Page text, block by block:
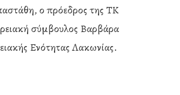
ο πρόεδρος της ΤΚ
σύμβουλος Βαρβάρα
Ενότητας Λακωνίας.